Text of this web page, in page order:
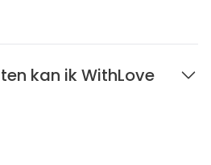
kan ik WithLove